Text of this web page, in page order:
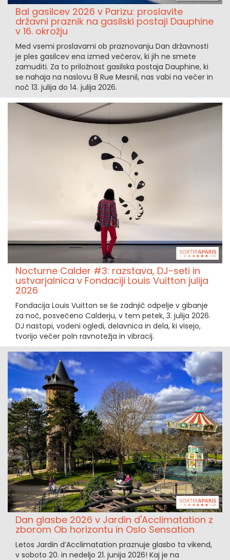
Bal gasilcev 2026 v Parizu: proslavite
državni praznik na gasilski postaji Dauphine
v 16. okrožju
Med vsemi proslavami ob praznovanju Dan državnosti
je ples gasilcev ena izmed večerov, ki jih ne smete
zamuditi. Za to priložnost gasilska postaja Dauphine, ki
se nahaja na naslovu 8 Rue Mesnil, nas vabi na večer in
noč 13. julija do 14. julija 2026.
Nocturne Calder #3: razstava, DJ-seti in
ustvarjalnica v Fondaciji Louis Vuitton julija
2026
Fondacija Louis Vuitton se še zadnjič odpelje v gibanje
za noč, posvečeno Calderju, v tem petek, 3. julija 2026.
DJ nastopi, vodeni ogledi, delavnica in dela, ki visejo,
tvorijo večer poln ravnotežja in vibracij.
Dan glasbe 2026 v Jardin d'Acclimatation z
zborom Ob horizontu in Oslo Sensation
Letos Jardin d’Acclimatation praznuje glasbo ta vikend,
v soboto 20. in nedeljo 21. junija 2026! Kaj je na